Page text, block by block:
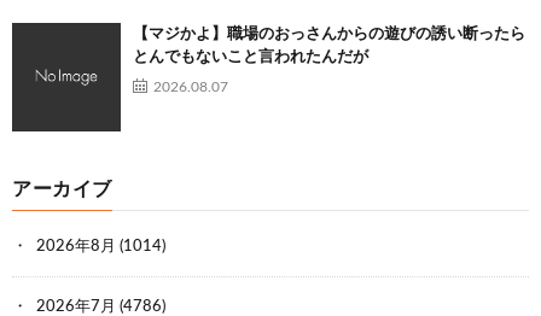
【マジかよ】職場のおっさんからの遊びの誘い断ったら
とんでもないこと言われたんだが
2026.08.07
アーカイブ
2026年8月 (1014)
2026年7月 (4786)